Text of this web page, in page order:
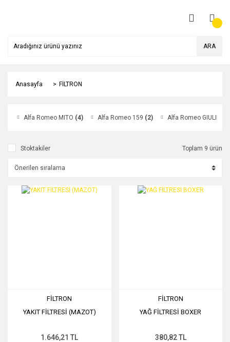
ARA
Anasayfa FİLTRON
Alfa Romeo MITO (4) Alfa Romeo 159 (2) Alfa Romeo
Stoktakiler Toplam 9 ürün
FİLTRON
YAKIT FİLTRESİ (MAZOT)
1.646,21 TL
FİLTRON
YAĞ FİLTRESİ BOXER
380,82 TL